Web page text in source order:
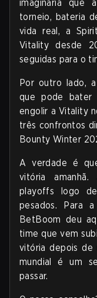
imaginaria que
torneio, bateria
vida real, a
Vitality desde
seguidas para o
Por outro lado,
que pode bater
engolir a Vitality
três confrontos
Bounty Winter
A verdade é
vitória
playoffs logo
pesados. Para
BetBoom deu
time que vem
vitória depois de
mundial é um
passar.